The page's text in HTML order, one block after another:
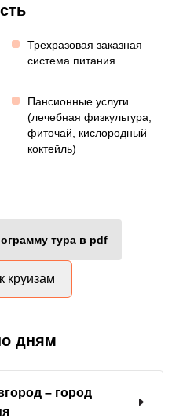
Трехразовая заказная
система питания
Пансионные услуги
(лечебная физкультура,
фиточай, кислородный
коктейль)
тура в pdf
круизам
дням
– город